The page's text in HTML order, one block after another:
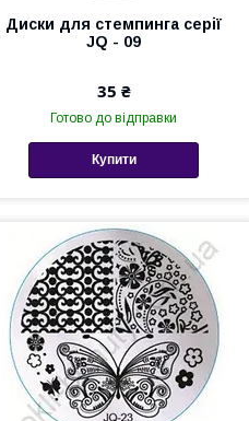
Диски для стемпинга серії
JQ - 09
35 ₴
Готово до відправки
Купити